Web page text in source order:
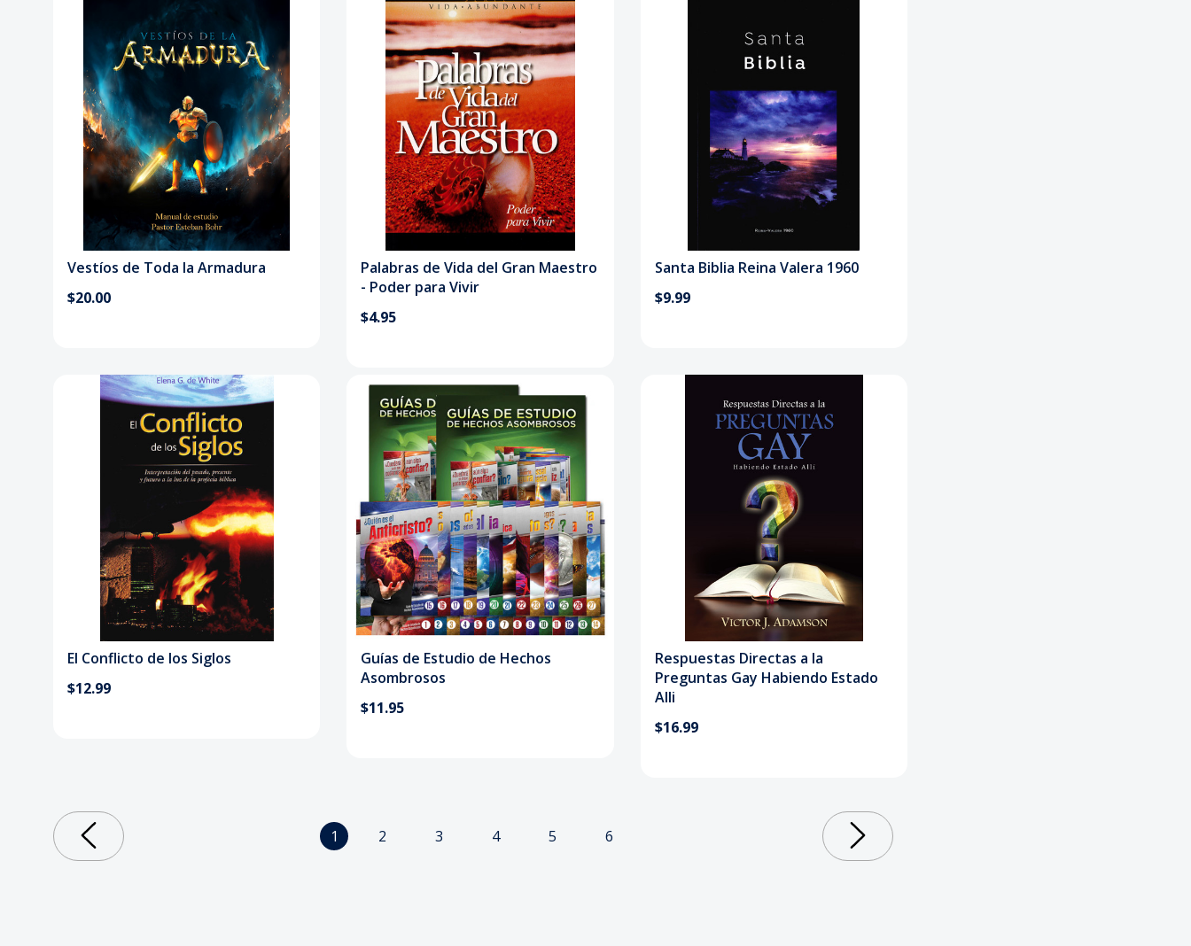
Vestíos de Toda la Armadura
$20.00
Palabras de Vida del Gran Maestro
- Poder para Vivir
$4.95
Santa Biblia Reina Valera 1960
$9.99
El Conflicto de los Siglos
$12.99
Guías de Estudio de Hechos
Asombrosos
$11.95
Respuestas Directas a la
Preguntas Gay Habiendo Estado
Alli
$16.99
1 2 3 4 5 6